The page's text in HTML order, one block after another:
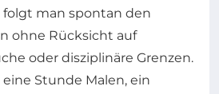
folgt man spontan den
ohne Rücksicht auf
oder disziplinäre Grenzen.
Stunde Malen, ein